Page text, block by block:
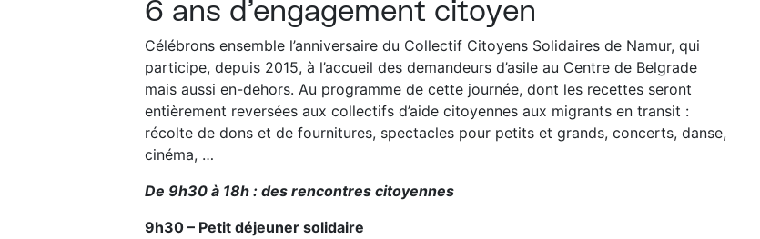
6 ans d’engagement citoyen
Célébrons ensemble l’anniversaire du Collectif Citoyens Solidaires de Namur, qui
participe, depuis 2015, à l’accueil des demandeurs d’asile au Centre de Belgrade
mais aussi en-dehors. Au programme de cette journée, dont les recettes seront
entièrement reversées aux collectifs d’aide citoyennes aux migrants en transit :
récolte de dons et de fournitures, spectacles pour petits et grands, concerts, danse,
cinéma, …
De 9h30 à 18h : des rencontres citoyennes
9h30 – Petit déjeuner solidaire